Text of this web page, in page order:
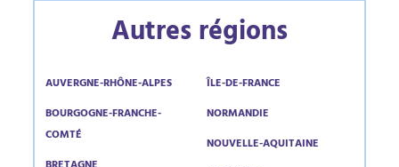
Autres régions
AUVERGNE-RHÔNE-ALPES
BOURGOGNE-FRANCHE-
COMTÉ
ÎLE-DE-FRANCE
NORMANDIE
NOUVELLE-AQUITAINE